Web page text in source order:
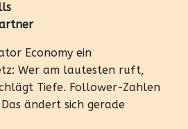
Economy ein
Wer am lautesten ruft,
Tiefe. Follower-Zahlen
ändert sich gerade